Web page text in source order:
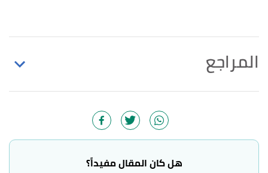
المراجع
medicalnewstoday
↑
"Broccoli, raw"
,fdc, 1/4/2019, Retrieved
18/5/2022. Edited.هل كان المقال مفيداً؟